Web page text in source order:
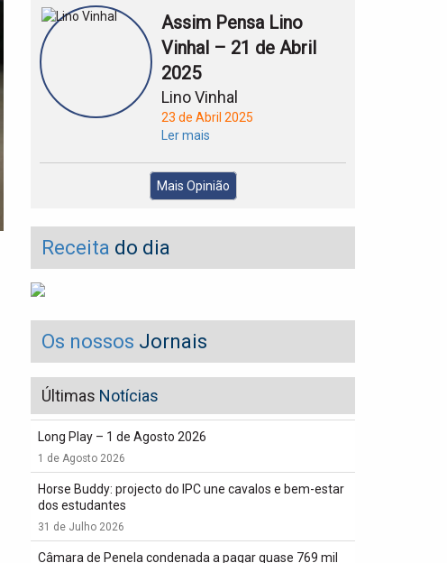
Assim Pensa Lino
Vinhal – 21 de Abril
2025
Lino Vinhal
23 de Abril 2025
Ler mais
Mais Opinião
Receita do dia
Os nossos Jornais
Últimas Notícias
Long Play – 1 de Agosto 2026
1 de Agosto 2026
Horse Buddy: projecto do IPC une cavalos e bem-estar
dos estudantes
31 de Julho 2026
Câmara de Penela condenada a pagar quase 769 mil